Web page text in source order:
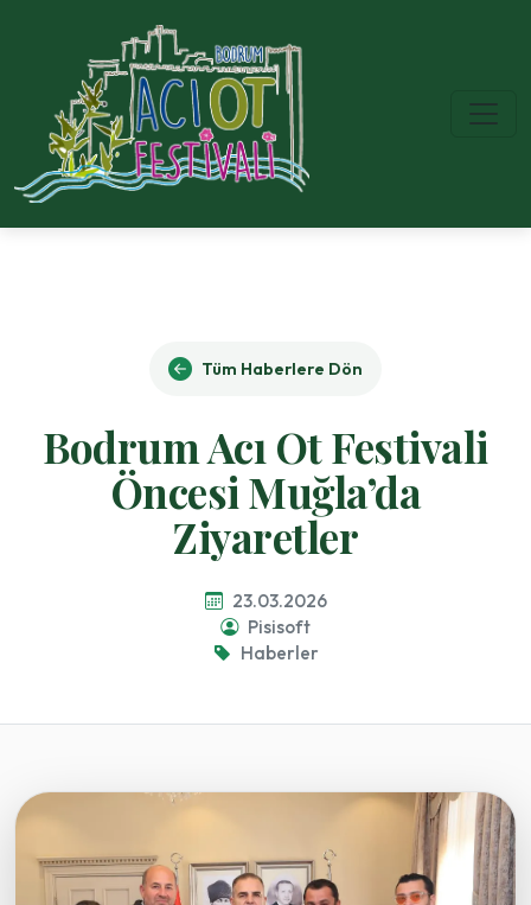
Tüm Haberlere Dön
Bodrum Acı Ot Festivali
Öncesi Muğla’da
Ziyaretler
23.03.2026
Pisisoft
Haberler